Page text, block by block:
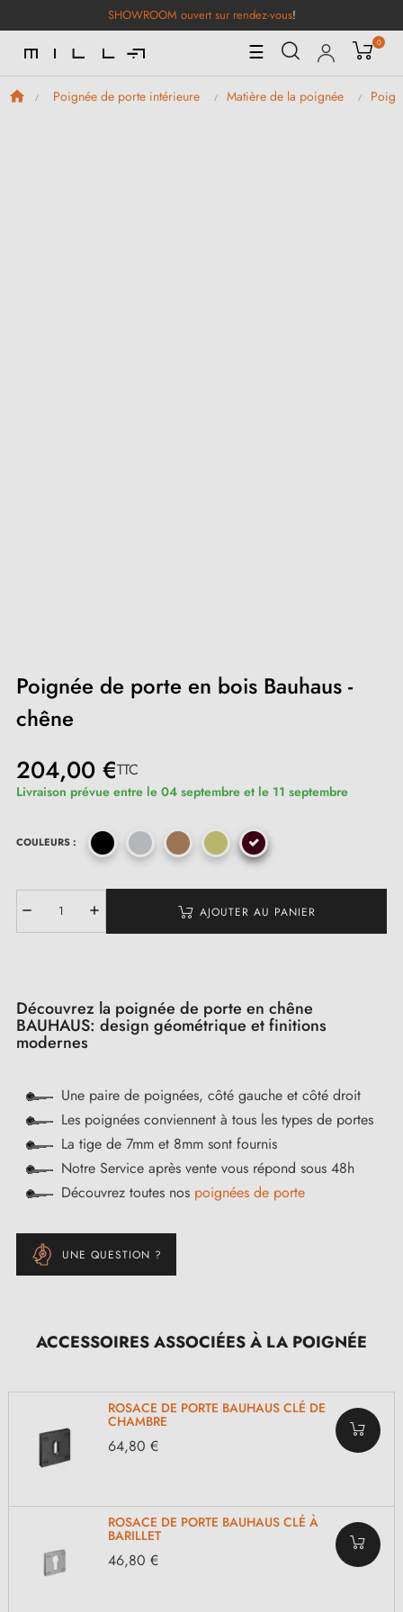
SHOWROOM ouvert sur rendez-vous!
Basculer
la
navigation
☰ 0
Poignée de porte intérieure Matière de la poignée
Poignée de porte en bois Bauhaus -
chêne
204,00 €TTC
Livraison prévue entre le 04 septembre et le 11 septembre
COULEURS :
AJOUTER AU PANIER
Découvrez la poignée de porte en chêne
BAUHAUS: design géométrique et finitions
modernes
Une paire de poignées, côté gauche et côté droit
Les poignées conviennent à tous les types de portes
La tige de 7mm et 8mm sont fournis
Notre Service après vente vous répond sous 48h
Découvrez toutes nos poignées de porte
UNE QUESTION ?
ACCESSOIRES ASSOCIÉES À LA POIGNÉE
ROSACE DE PORTE BAUHAUS CLÉ DE
CHAMBRE
64,80 €
ROSACE DE PORTE BAUHAUS CLÉ À
BARILLET
46,80 €